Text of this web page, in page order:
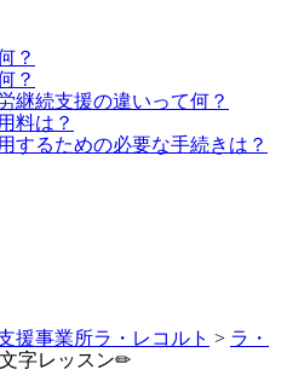
？
？
継続支援の違いって何？
料は？
するための必要な手続きは？
援事業所ラ・レコルト > ラ・
字レッスン✏